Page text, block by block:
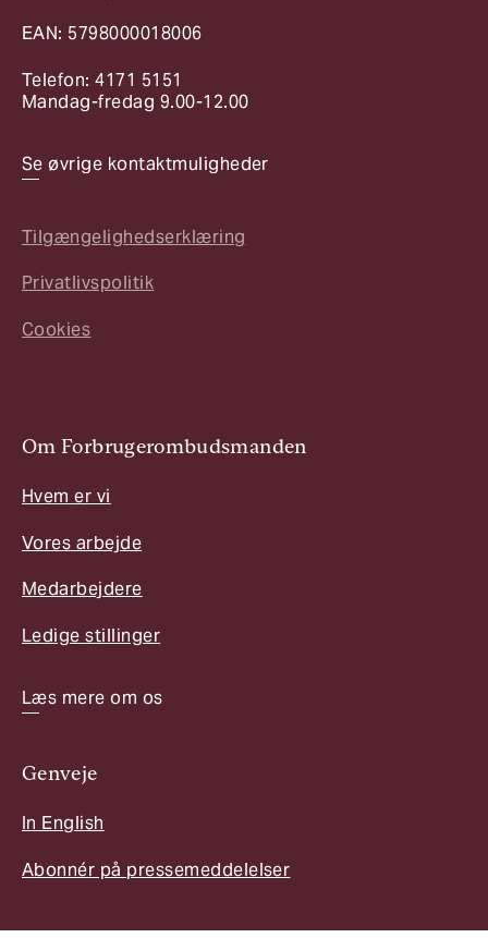
EAN: 5798000018006
Telefon: 4171 5151
Mandag-fredag 9.00-12.00
Se øvrige kontaktmuligheder
Tilgængelighedserklæring
Privatlivspolitik
Cookies
Om Forbrugerombudsmanden
Hvem er vi
Vores arbejde
Medarbejdere
Ledige stillinger
Læs mere om os
Genveje
In English
Abonnér på pressemeddelelser